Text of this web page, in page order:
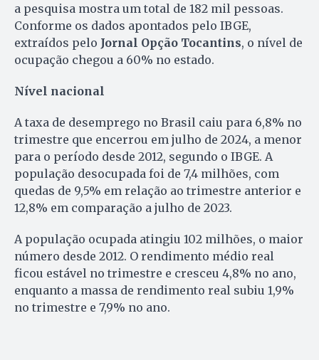
a pesquisa mostra um total de 182 mil pessoas.
Conforme os dados apontados pelo IBGE,
extraídos pelo Jornal Opção Tocantins, o nível de
ocupação chegou a 60% no estado.
Nível nacional
A taxa de desemprego no Brasil caiu para 6,8% no
trimestre que encerrou em julho de 2024, a menor
para o período desde 2012, segundo o IBGE. A
população desocupada foi de 7,4 milhões, com
quedas de 9,5% em relação ao trimestre anterior e
12,8% em comparação a julho de 2023.
A população ocupada atingiu 102 milhões, o maior
número desde 2012. O rendimento médio real
ficou estável no trimestre e cresceu 4,8% no ano,
enquanto a massa de rendimento real subiu 1,9%
no trimestre e 7,9% no ano.